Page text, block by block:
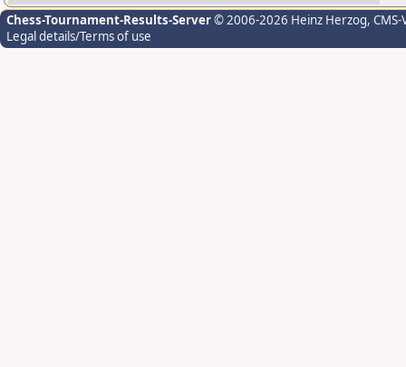
Chess-Tournament-Results-Server© 2006-2026 Heinz Herzog,
Legal details/Terms of use